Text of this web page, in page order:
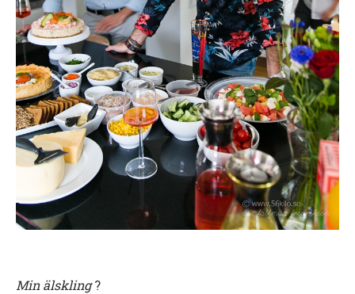
Min älskling?